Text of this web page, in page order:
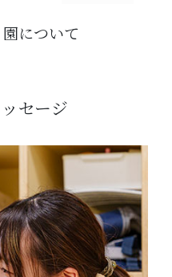
園について
セージ